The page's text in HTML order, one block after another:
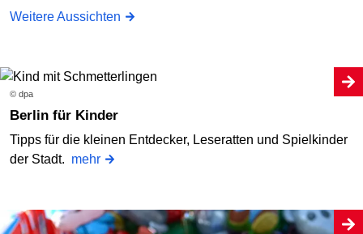
Weitere Aussichten
© dpa
Berlin für Kinder
Tipps für die kleinen Entdecker, Leseratten und Spielkinder
der Stadt. mehr